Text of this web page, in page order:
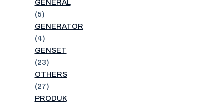
GENERAL
(5)
GENERATOR
(4)
GENSET
(23)
OTHERS
(27)
PRODUK